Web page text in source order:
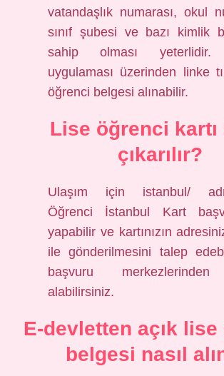
vatandaşlık numarası, okul
sınıf şubesi ve bazı kimlik
sahip olması yeterlidir.
uygulaması üzerinden linke
öğrenci belgesi alınabilir.
Lise öğrenci kartı
çıkarılır?
Ulaşım için istanbul/
Öğrenci İstanbul Kart
yapabilir ve kartınızın
ile gönderilmesini talep
başvuru
alabilirsiniz.
E-devletten açık
belgesi nasıl